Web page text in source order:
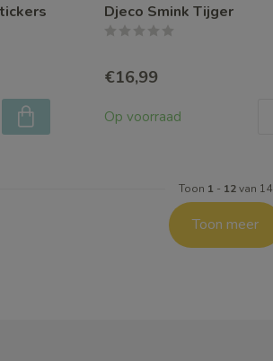
Djeco Smink Tijger
€16,99
Op voorraad
Toon 1 - 12van 14
Toon meer